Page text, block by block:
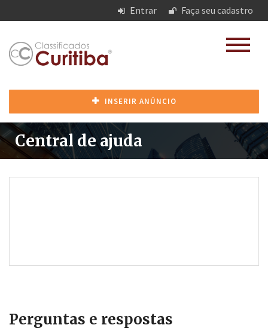
Entrar Faça seu cadastro
INSERIR ANÚNCIO
Central de ajuda
Perguntas e respostas